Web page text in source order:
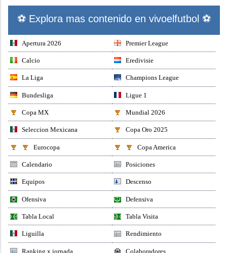
⚽ Explora mas contenido en vivoelfutbol ⚽
Apertura 2026 Premier League
Calcio Eredivisie
La Liga Champions League
Bundesliga Ligue 1
Copa MX Mundial 2026
Seleccion Mexicana Copa Oro 2025
Eurocopa Copa America
Calendario Posiciones
Equipos Descenso
Ofensiva Defensiva
Tabla Local Tabla Visita
Liguilla Rendimiento
Ranking x jornada Colaboradores